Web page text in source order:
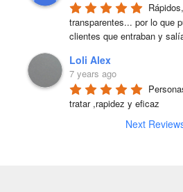
transparentes... por lo que
clientes que entraban y
Loli Alex
7 years ago
tratar ,rapidez y eficaz
Next